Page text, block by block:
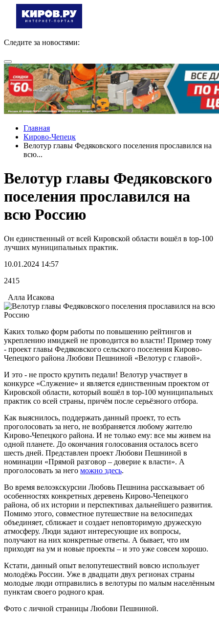
Следите за новостями:
Главная
Кирово-Чепецк
Велотур главы Федяковского поселения прославился на
всю...
Велотур главы Федяковского
поселения прославился на
всю Россию
Он единственный от всей Кировской области вошёл в top-100
лучших муниципальных практик.
10.01.2024 14:57
2415
Алла Исакова
Каких только форм работы по повышению рейтингов и
укреплению имиджей не проводится во власти! Пример тому
- проект главы Федяковского сельского поселения Кирово-
Чепецкого района Любови Пешниной «Велотур с главой».
И это - не просто крутить педали! Велотур участвует в
конкурсе «Служение» и является единственным проектом от
Кировской области, который вошёл в top-100 муниципальных
практик со всей страны, причём после серьёзного отбора.
Как выяснилось, поддержать данный проект, то есть
проголосовать за него, не возбраняется любому жителю
Кирово-Чепецкого района. И не только ему: все мы живем на
одной планете. До окончания голосования осталось всего
шесть дней. Представлен проект Любови Пешниной в
номинации «Прямой разговор – доверие к власти». А
проголосовать за него можно здесь.
Во время велоэкскурсии Любовь Пешнина рассказывает об
особенностях конкретных деревень Кирово-Чепецкого
района, об их истории и перспективах дальнейшего развития.
Помимо этого, совместное путешествие на велосипедах
объединяет, сближает и создает неповторимую дружескую
атмосферу. Люди задают интересующие их вопросы,
получают на них конкретные ответы. А бывает, что им
приходят на ум и новые проекты – и это уже совсем хорошо.
Кстати, данный опыт велопутешествий вовсю использует
молодёжь России. Уже в двадцати двух регионах страны
молодые люди отправились в велотуры по малым населённым
пунктам своего родного края.
Фото с личной страницы Любови Пешниной.